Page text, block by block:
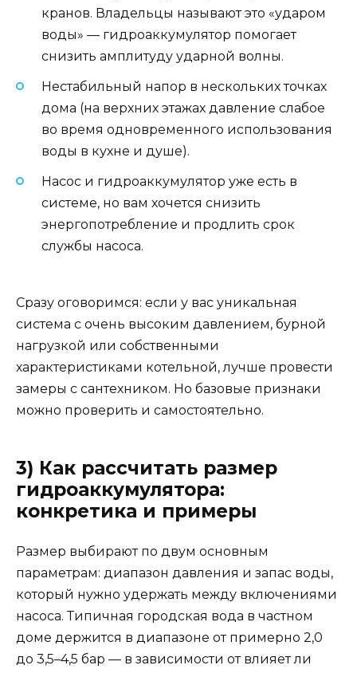
кранов. Владельцы называют это «ударом
воды» — гидроаккумулятор помогает
снизить амплитуду ударной волны.
Нестабильный напор в нескольких точках
дома (на верхних этажах давление слабое
во время одновременного использования
воды в кухне и душе).
Насос и гидроаккумулятор уже есть в
системе, но вам хочется снизить
энергопотребление и продлить срок
службы насоса.
Сразу оговоримся: если у вас уникальная
система с очень высоким давлением, бурной
нагрузкой или собственными
характеристиками котельной, лучше провести
замеры с сантехником. Но базовые признаки
можно проверить и самостоятельно.
3) Как рассчитать размер
гидроаккумулятора:
конкретика и примеры
Размер выбирают по двум основным
параметрам: диапазон давления и запас воды,
который нужно удержать между включениями
насоса. Типичная городская вода в частном
доме держится в диапазоне от примерно 2,0
до 3,5–4,5 бар — в зависимости от влияет ли